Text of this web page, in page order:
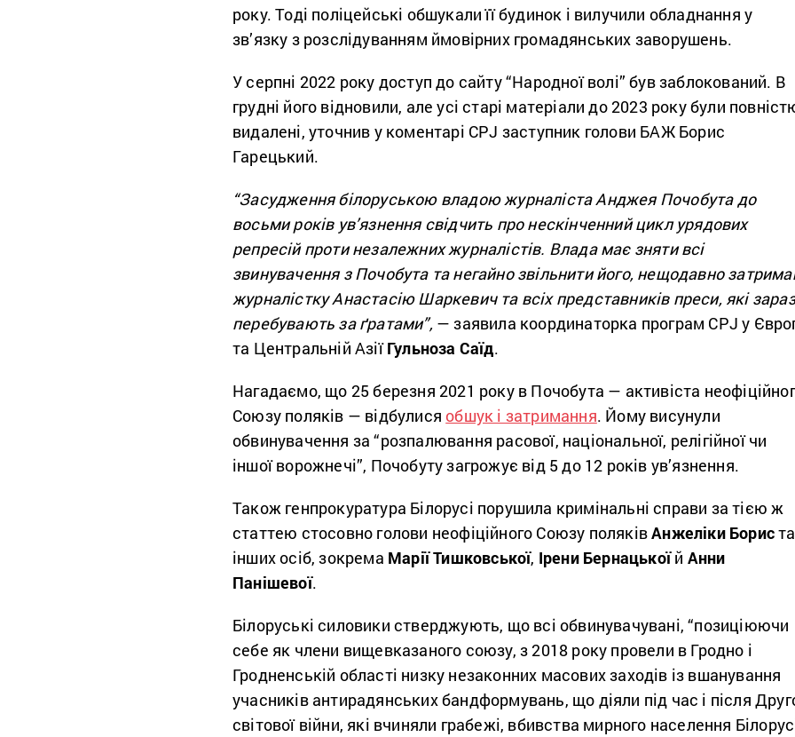
року. Тоді поліцейські обшукали її будинок і вилучили обладнання у
зв’язку з розслідуванням ймовірних громадянських заворушень.
У серпні 2022 року доступ до сайту “Народної волі” був заблокований. В
грудні його відновили, але усі старі матеріали до 2023 року були
видалені, уточнив у коментарі CPJ заступник голови БАЖ Борис
Гарецький.
“Засудження білоруською владою журналіста Анджея Почобута до
восьми років ув’язнення свідчить про нескінченний цикл урядових
репресій проти незалежних журналістів. Влада має зняти всі
звинувачення з Почобута та негайно звільнити його, нещодавно
журналістку Анастасію Шаркевич та всіх представників преси, які зараз
перебувають за ґратами”,— заявила координаторка програм CPJ у
та Центральній АзіїГульноза Саїд.
Нагадаємо, що 25 березня 2021 року в Почобута — активіста
Союзу поляків — відбулися обшук і затримання. Йому висунули
обвинувачення за “розпалювання расової, національної, релігійної чи
іншої ворожнечі”, Почобуту загрожує від 5 до 12 років ув’язнення.
Також генпрокуратура Білорусі порушила кримінальні справи за тією ж
статтею стосовно голови неофіційного Союзу поляківАнжеліки Бориста
інших осіб, зокрема Марії Тишковської, Ірени Бернацькоїй Анни
Панішевої.
Білоруські силовики стверджують, що всі обвинувачувані, “позиціюючи
себе як члени вищевказаного союзу, з 2018 року провели в Гродно і
Гродненській області низку незаконних масових заходів із вшанування
учасників антирадянських бандформувань, що діяли під час і після
світової війни, які вчиняли грабежі, вбивства мирного населення